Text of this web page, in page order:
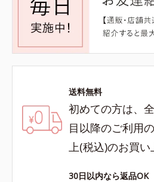
送料無料
初めての方は、
目以降のご利用
上(税込)のお買
30日以内なら返品OK